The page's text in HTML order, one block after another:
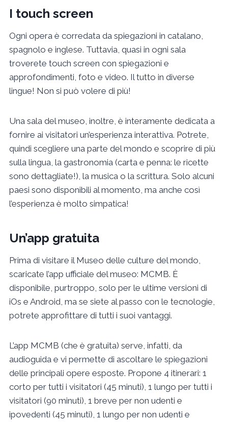
I touch screen
Ogni opera è corredata da spiegazioni in catalano,
spagnolo e inglese. Tuttavia, quasi in ogni sala
troverete touch screen con spiegazioni e
approfondimenti, foto e video. Il tutto in diverse
lingue! Non si può volere di più!
Una sala del museo, inoltre, è interamente dedicata a
fornire ai visitatori un’esperienza interattiva. Potrete,
quindi scegliere una parte del mondo e scoprire di più
sulla lingua, la gastronomia (carta e penna: le ricette
sono dettagliate!), la musica o la scrittura. Solo alcuni
paesi sono disponibili al momento, ma anche così
l’esperienza è molto simpatica!
Un’app gratuita
Prima di visitare il Museo delle culture del mondo,
scaricate l’app ufficiale del museo: MCMB. È
disponibile, purtroppo, solo per le ultime versioni di
iOs e Android, ma se siete al passo con le tecnologie,
potrete approfittare di tutti i suoi vantaggi.
L’app MCMB (che è gratuita) serve, infatti, da
audioguida e vi permette di ascoltare le spiegazioni
delle principali opere esposte. Propone 4 itinerari: 1
corto per tutti i visitatori (45 minuti), 1 lungo per tutti i
visitatori (90 minuti), 1 breve per non udenti e
ipovedenti (45 minuti), 1 lungo per non udenti e